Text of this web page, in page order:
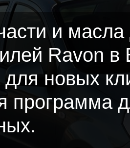
и масла
Ravon в
новых
программа